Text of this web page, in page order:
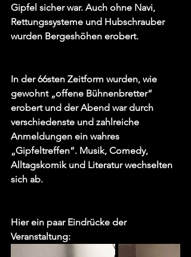
Gipfel sicher war. Auch ohne Navi,
Rettungssysteme und Hubschrauber
wurden Bergeshöhen erobert.
In der 66sten Zeitform wurden, wie
gewohnt „offene Bühnenbretter“
erobert und der Abend war durch
verschiedenste und zahlreiche
Anmeldungen ein wahres
„Gipfeltreffen“. Musik, Comedy,
Alltagskomik und Literatur wechselten
sich ab.
Hier ein paar Eindrücke der
Veranstaltung: